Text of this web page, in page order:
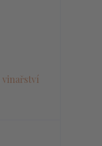
vinařství